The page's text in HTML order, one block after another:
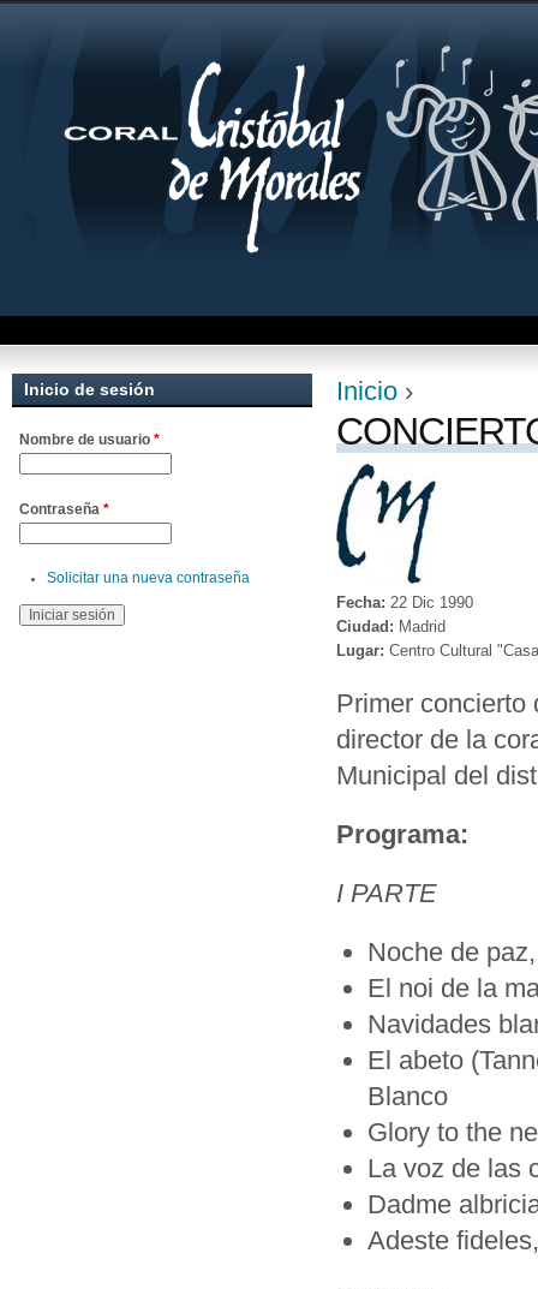
Se encuentra
Inicio ›
Fecha: 22 Dic 1990
Ciudad: Madrid
Lugar: Centro Cultural
Primer concierto
director de la
Municipal del
Programa:
I PARTE
Noche de
El noi de la
Navidades
El abeto
Blanco
Glory to the
La voz de las
Dadme
Adeste
Inicio de sesión
Nombre de usuario *
Contraseña *
Solicitar una nueva contraseña